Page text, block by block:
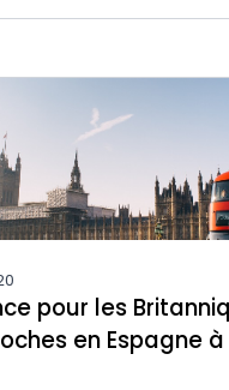
pour les
en Espagne